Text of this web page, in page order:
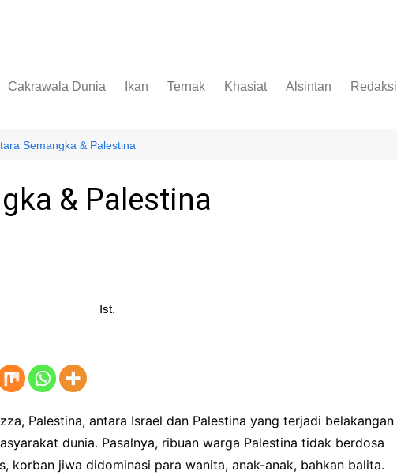
Cakrawala Dunia Ikan Ternak Khasiat Alsintan Redaksi
Semangka & Palestina
& Palestina
Ist.
Palestina, antara Israel dan Palestina yang terjadi belakangan
dunia. Pasalnya, ribuan warga Palestina tidak berdosa
korban jiwa didominasi para wanita, anak-anak, bahkan balita.